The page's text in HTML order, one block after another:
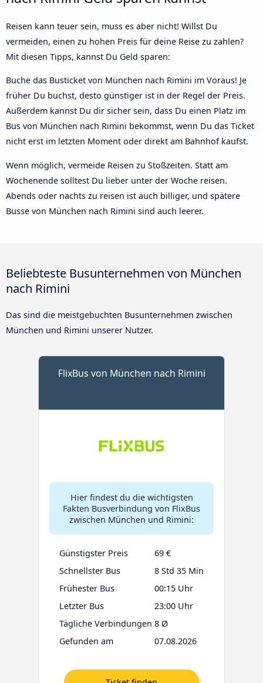
Reisen kann teuer sein, muss es aber nicht! Willst Du
vermeiden, einen zu hohen Preis für deine Reise zu zahlen?
Mit diesen Tipps, kannst Du Geld sparen:
Buche das Busticket von München nach Rimini im Voraus! Je
früher Du buchst, desto günstiger ist in der Regel der Preis.
Außerdem kannst Du dir sicher sein, dass Du einen Platz im
Bus von München nach Rimini bekommst, wenn Du das Ticket
nicht erst im letzten Moment oder direkt am Bahnhof kaufst.
Wenn möglich, vermeide Reisen zu Stoßzeiten. Statt am
Wochenende solltest Du lieber unter der Woche reisen.
Abends oder nachts zu reisen ist auch billiger, und spätere
Busse von München nach Rimini sind auch leerer.
Beliebteste Busunternehmen von München
nach Rimini
Das sind die meistgebuchten Busunternehmen zwischen
München und Rimini unserer Nutzer.
FlixBus von München nach Rimini
Hier findest du die wichtigsten
Fakten Busverbindung von FlixBus
zwischen München und Rimini:
Günstigster Preis
69 €
Schnellster Bus
8 Std 35 Min
Frühester Bus
00:15 Uhr
Letzter Bus
23:00 Uhr
Tägliche Verbindungen 8 Ø
Gefunden am
07.08.2026